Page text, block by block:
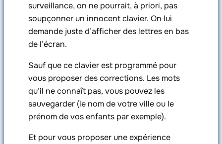
surveillance, on ne pourrait, à priori, pas
soupçonner un innocent clavier. On lui
demande juste d’afficher des lettres en bas
de l’écran.
Sauf que ce clavier est programmé pour
vous proposer des corrections. Les mots
qu’il ne connaît pas, vous pouvez les
sauvegarder (le nom de votre ville ou le
prénom de vos enfants par exemple).
Et pour vous proposer une expérience